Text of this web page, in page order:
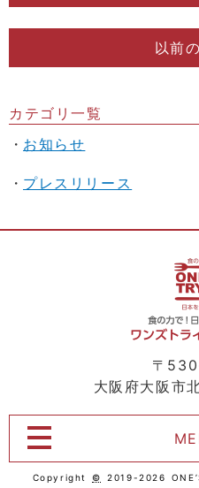
以前
カテゴリ一覧
お知らせ
プレスリリース
〒
大阪府大阪市
Copyright© 2019-2026